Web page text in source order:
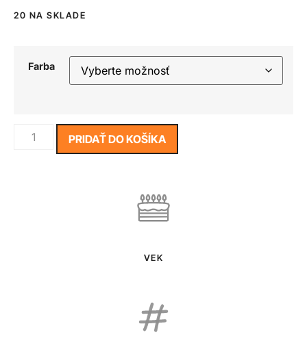
20 NA SKLADE
Farba
PRIDAŤ DO KOŠÍKA
VEK